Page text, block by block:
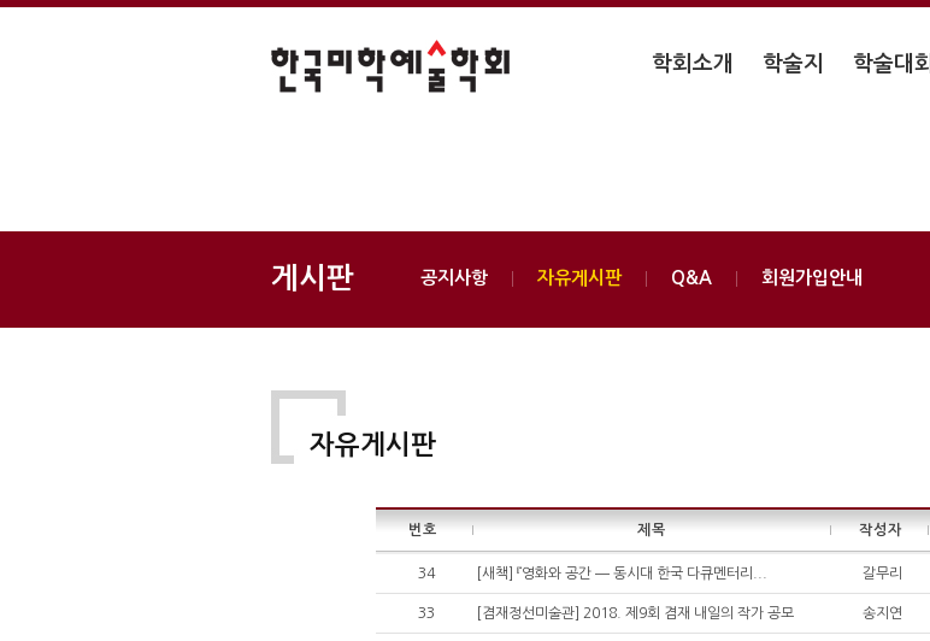
학회소개 학술지 학술대회
게시판 공지사항 자유게시판 Q&A 회원가입안내
자유게시판
번호 제목 작성자
34 [새책] 『영화와 공간 ― 동시대 한국 다큐멘터리... 갈무리
33 [겸재정선미술관] 2018. 제9회 겸재 내일의 작가 공모 송지연